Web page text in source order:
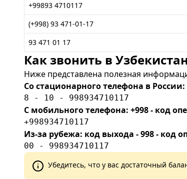
+99893 4710117
(+998) 93 471-01-17
93 471 01 17
Как звонить в
Ниже представлена полезная
Со стационарного телефона в России:
8 - 10 - 998934710117
С мобильного телефона: +998 - код
+998934710117
Из-за рубежа: код выхода - 998 - код
00 - 998934710117
Убедитесь, что у вас достаточный